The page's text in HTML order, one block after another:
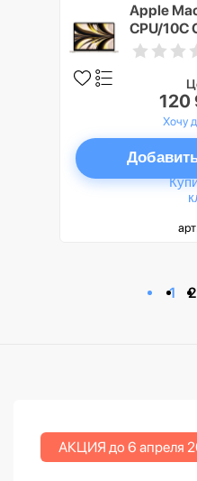
Apple
CPU/10C
512 ГБ
120
Хочу
1 2
АКЦИЯ до 6 апреля